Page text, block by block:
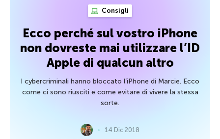
Consigli
Ecco perché sul vostro iPhone
non dovreste mai utilizzare l’ID
Apple di qualcun altro
I cybercriminali hanno bloccato l’iPhone di Marcie. Ecco
come ci sono riusciti e come evitare di vivere la stessa
sorte.
14 Dic 2018